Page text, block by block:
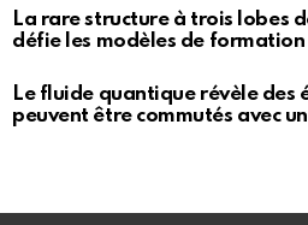
La rare structure à trois lobes
défie les modèles de formation
Le fluide quantique révèle des
peuvent être commutés avec